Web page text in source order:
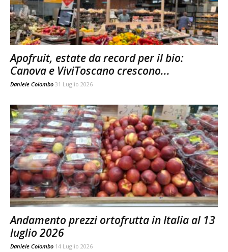
Apofruit, estate da record per il bio:
Canova e ViviToscano crescono...
Daniele Colombo 31 Luglio 2026
Andamento prezzi ortofrutta in Italia al 13
luglio 2026
Daniele Colombo 14 Luglio 2026